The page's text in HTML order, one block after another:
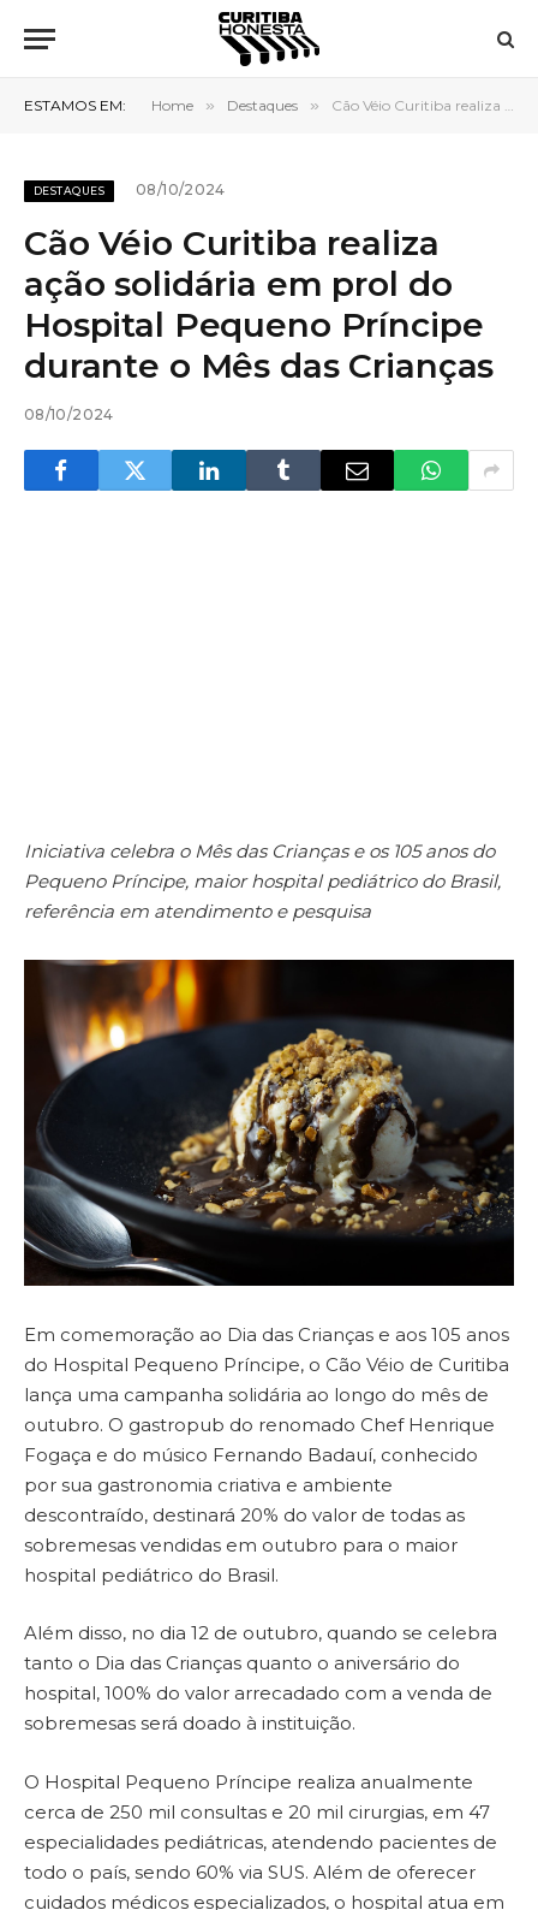
ESTAMOS EM: Home » Destaques » Cão Véio Curitiba realiza ação solidária em prol do Hospital Pequeno Príncipe durante o Mês das Crianças
DESTAQUES 08/10/2024
Cão Véio Curitiba realiza
ação solidária em prol do
Hospital Pequeno Príncipe
durante o Mês das Crianças
08/10/2024
Iniciativa celebra o Mês das Crianças e os 105 anos do
Pequeno Príncipe, maior hospital pediátrico do Brasil,
referência em atendimento e pesquisa
Em comemoração ao Dia das Crianças e aos 105 anos
do Hospital Pequeno Príncipe, o Cão Véio de Curitiba
lança uma campanha solidária ao longo do mês de
outubro. O gastropub do renomado Chef Henrique
Fogaça e do músico Fernando Badauí, conhecido
por sua gastronomia criativa e ambiente
descontraído, destinará 20% do valor de todas as
sobremesas vendidas em outubro para o maior
hospital pediátrico do Brasil.
Além disso, no dia 12 de outubro, quando se celebra
tanto o Dia das Crianças quanto o aniversário do
hospital, 100% do valor arrecadado com a venda de
sobremesas será doado à instituição.
O Hospital Pequeno Príncipe realiza anualmente
cerca de 250 mil consultas e 20 mil cirurgias, em 47
especialidades pediátricas, atendendo pacientes de
todo o país, sendo 60% via SUS. Além de oferecer
cuidados médicos especializados, o hospital atua em